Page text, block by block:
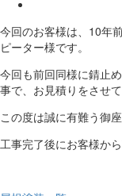
今回のお客様は、10年
ピーター様です。
今回も前回同様に錆止
事で、お見積りをさせ
この度は誠に有難う御座
工事完了後にお客様か